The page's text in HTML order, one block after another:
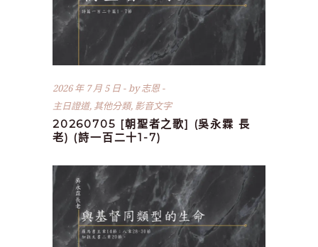
2026 年 7 月 5 日 by志恩
主日證道, 其他分類, 影音文字
20260705 [朝聖者之歌] (吳永霖 長
老) (詩一百二十1-7)